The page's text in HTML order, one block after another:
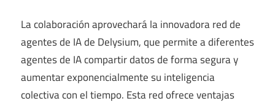
La colaboración aprovechará la innovadora red de
agentes de IA de Delysium, que permite a diferentes
agentes de IA compartir datos de forma segura y
aumentar exponencialmente su inteligencia
colectiva con el tiempo. Esta red ofrece ventajas